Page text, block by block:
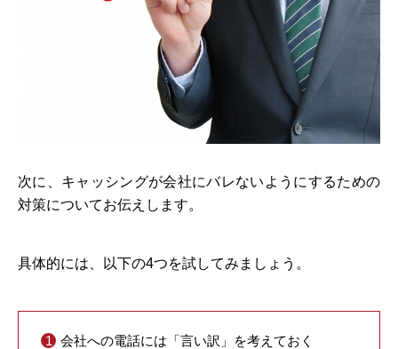
次に、キャッシングが会社にバレないようにするための
対策についてお伝えします。
具体的には、以下の4つを試してみましょう。
会社への電話には「言い訳」を考えておく